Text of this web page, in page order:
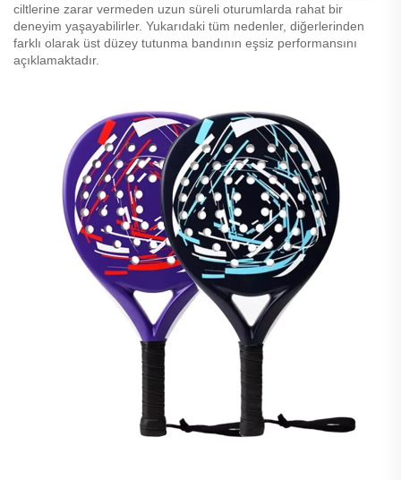
ciltlerine zarar vermeden uzun süreli oturumlarda rahat bir
deneyim yaşayabilirler. Yukarıdaki tüm nedenler, diğerlerinden
farklı olarak üst düzey tutunma bandının eşsiz performansını
açıklamaktadır.